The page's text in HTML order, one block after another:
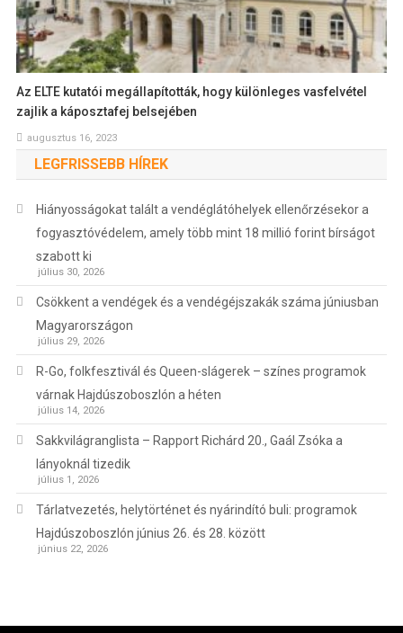
Az ELTE kutatói megállapították, hogy különleges vasfelvétel
zajlik a káposztafej belsejében
augusztus 16, 2023
LEGFRISSEBB HÍREK
Hiányosságokat talált a vendéglátóhelyek ellenőrzésekor a
fogyasztóvédelem, amely több mint 18 millió forint bírságot
szabott ki
július 30, 2026
Csökkent a vendégek és a vendégéjszakák száma júniusban
Magyarországon
július 29, 2026
R-Go, folkfesztivál és Queen-slágerek – színes programok
várnak Hajdúszoboszlón a héten
július 14, 2026
Sakkvilágranglista – Rapport Richárd 20., Gaál Zsóka a
lányoknál tizedik
július 1, 2026
Tárlatvezetés, helytörténet és nyárindító buli: programok
Hajdúszoboszlón június 26. és 28. között
június 22, 2026